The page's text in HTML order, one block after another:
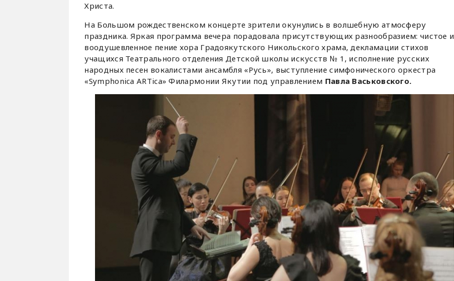
Христа.
На Большом рождественском концерте зрители окунулись в волшебную атмосферу
праздника. Яркая программа вечера порадовала присутствующих разнообразием: чистое и
воодушевленное пение хора Градоякутского Никольского храма, декламации стихов
учащихся Театрального отделения Детской школы искусств № 1, исполнение русских
народных песен вокалистами ансамбля «Русь», выступление симфонического оркестра
«Symphonica ARTica» Филармонии Якутии под управлением Павла Васьковского.